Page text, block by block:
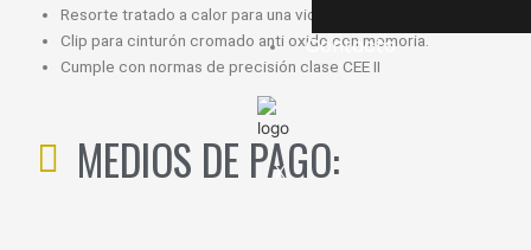
Contacto
X
Resorte tratado a calor para una vida útil mayor.
Clip para cinturón cromado anti oxido con memoria.
Cumple con normas de precisión clase CEE II
MEDIOS DE PAGO: